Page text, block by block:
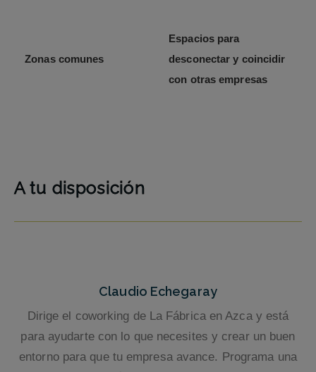
Zonas comunes
Espacios para
desconectar y coincidir
con otras empresas
A tu disposición
Claudio Echegaray
Dirige el coworking de La Fábrica en Azca y está
para ayudarte con lo que necesites y crear un buen
entorno para que tu empresa avance. Programa una